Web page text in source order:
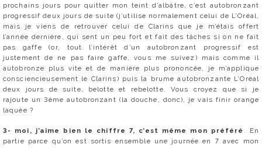
prochains jours pour quitter mon teint d’albâtre, c’est autobronzant
progressif deux jours de suite (j’utilise normalement celui de L’Oréal,
mais je viens de retrouver celui de Clarins que je m’étais offert
l’année dernière, qui sent un peu fort et fait des tâches si on ne fait
pas gaffe (or, tout l’intérêt d’un autobronzant progressif est
justement de ne pas faire gaffe, vous me suivez) mais comme il
autobronze plus vite et de manière plus prononcée, je m’applique
consciencieusement le Clarins) puis la brume autobronzante L’Oréal
deux jours de suite, belotte et rebelotte. Vous croyez que si je
rajoute un 3ème autobronzant (la douche, donc), je vais finir orange
laquée ?
3- moi, j’aime bien le chiffre 7, c’est même mon préféré . En
partie parce qu’on est sortis ensemble une journée en 7 avec mon